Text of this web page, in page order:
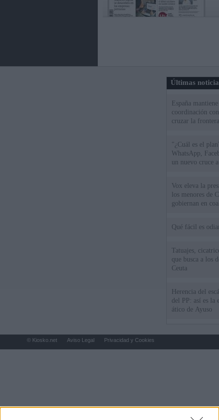
Últimas
España
coordinación
cruzar la
"¿Cuál es el
WhatsApp,
un nuevo cruce
Vox eleva la
los menores de
gobiernan en
Qué fácil es
Tatuajes,
que busca a los
Ceuta
Herencia del
del PP: así es la
ático de Ayuso
© Kiosko.net Aviso Legal Privacidad y Cookies